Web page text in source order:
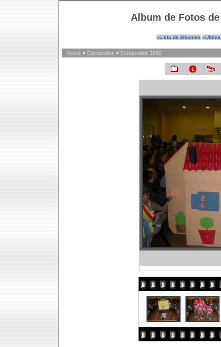
Album de Fotos
»Lista de álbumes
Home > Carnavales > Carnavales 2006